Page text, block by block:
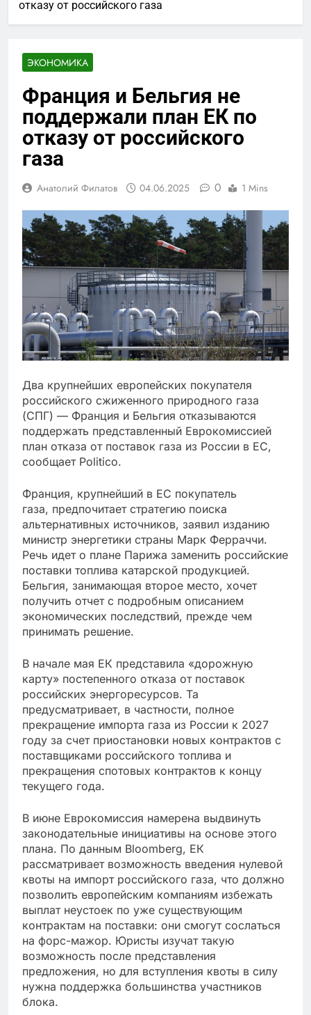
отказу от российского газа
ЭКОНОМИКА
Франция и Бельгия не
поддержали план ЕК по
отказу от российского
газа
Анатолий Филатов 04.06.2025 0 1 Mins
Два крупнейших европейских покупателя
российского сжиженного природного газа
(СПГ) — Франция и Бельгия отказываются
поддержать представленный Еврокомиссией
план отказа от поставок газа из России в ЕС,
сообщает Politico.
Франция, крупнейший в ЕС покупатель
газа, предпочитает стратегию поиска
альтернативных источников, заявил изданию
министр энергетики страны Марк Ферраччи.
Речь идет о плане Парижа заменить российские
поставки топлива катарской продукцией.
Бельгия, занимающая второе место, хочет
получить отчет с подробным описанием
экономических последствий, прежде чем
принимать решение.
В начале мая ЕК представила «дорожную
карту» постепенного отказа от поставок
российских энергоресурсов. Та
предусматривает, в частности, полное
прекращение импорта газа из России к 2027
году за счет приостановки новых контрактов с
поставщиками российского топлива и
прекращения спотовых контрактов к концу
текущего года.
В июне Еврокомиссия намерена выдвинуть
законодательные инициативы на основе этого
плана. По данным Bloomberg, ЕК
рассматривает возможность введения нулевой
квоты на импорт российского газа, что должно
позволить европейским компаниям избежать
выплат неустоек по уже существующим
контрактам на поставки: они смогут сослаться
на форс-мажор. Юристы изучат такую
возможность после представления
предложения, но для вступления квоты в силу
нужна поддержка большинства участников
блока.